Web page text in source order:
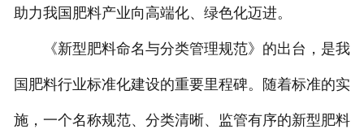
助力我国肥料产业向高端化、绿色化迈进。
《新型肥料命名与分类管理规范》的出台，是我
国肥料行业标准化建设的重要里程碑。随着标准的实
施，一个名称规范、分类清晰、监管有序的新型肥料